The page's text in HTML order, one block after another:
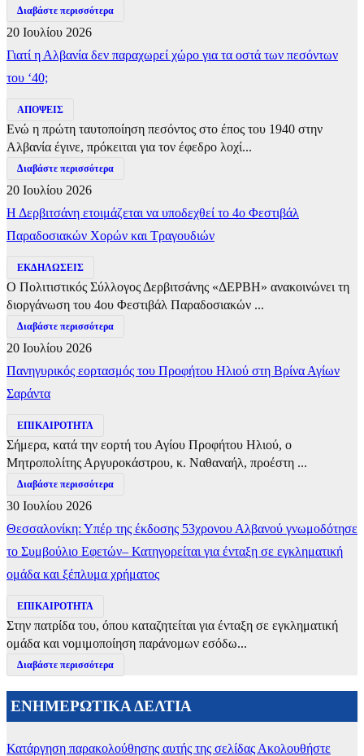
Διαβάστε περισσότερα
20 Ιουλίου 2026
Γιατί η Αλβανία δεν παραχωρεί χώρο για τα οστά των πεσόντων
του ‘40;
ΑΠΟΨΕΙΣ
Ενώ η πρώτη ταυτοποίηση πεσόντος στο έπος του 1940 στην
Αλβανία έγινε, πρόκειται για τον έφεδρο λοχί...
Διαβάστε περισσότερα
20 Ιουλίου 2026
Η Δερβιτσάνη ετοιμάζεται να υποδεχθεί το 4ο Φεστιβάλ
Παραδοσιακών Χορών και Τραγουδιών
ΕΚΔΗΛΩΣΕΙΣ
Ο Πολιτιστικός Σύλλογος Δερβιτσάνης «ΔΕΡΒΗ» ανακοινώνει τη
διοργάνωση του 4ου Φεστιβάλ Παραδοσιακών ...
Διαβάστε περισσότερα
20 Ιουλίου 2026
Πανηγυρικός εορτασμός του Προφήτου Ηλιού στη Βρίνα Αγίων
Σαράντα
ΕΠΙΚΑΙΡΟΤΗΤΑ
Σήμερα, κατά την εορτή του Αγίου Προφήτου Ηλιού, ο
Μητροπολίτης Αργυροκάστρου, κ. Ναθαναήλ, προέστη ...
Διαβάστε περισσότερα
30 Ιουλίου 2026
Θεσσαλονίκη: Υπέρ της έκδοσης 53χρονου Αλβανού γνωμοδότησε
το Συμβούλιο Εφετών– Κατηγορείται για ένταξη σε εγκληματική
ομάδα και ξέπλυμα χρήματος
ΕΠΙΚΑΙΡΟΤΗΤΑ
Στην πατρίδα του, όπου καταζητείται για ένταξη σε εγκληματική
ομάδα και νομιμοποίηση παράνομων εσόδω...
Διαβάστε περισσότερα
ΕΝΗΜΕΡΩΤΙΚΑ ΔΕΛΤΙΑ
Κατάργηση παρακολούθησης αυτής της σελίδας Ακολουθήστε